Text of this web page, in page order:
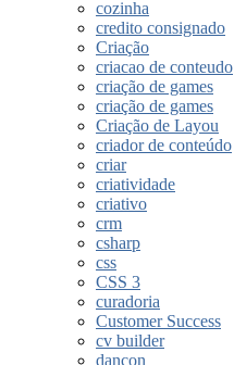
cozinha
credito consignado
Criação
criacao de conteudo
criação de games
criação de games
Criação de Layou
criador de conteúdo
criar
criatividade
criativo
crm
csharp
css
CSS 3
curadoria
Customer Success
cv builder
dancon